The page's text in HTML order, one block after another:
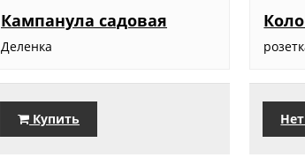
Кампанула садовая
Деленка
Купить